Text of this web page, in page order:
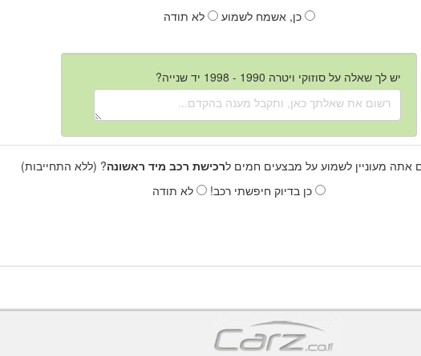
כן, אשמח לשמוע
לא תודה
יש לך שאלה על סוזוקי ויטרה 1990 - 1998 יד שנייה?
אתה מעוניין לשמוע על מבצעים חמים לרכישת רכב מיד ראשונה? (ללא התחייבות)
כן בדיוק חיפשתי רכב!
לא תודה